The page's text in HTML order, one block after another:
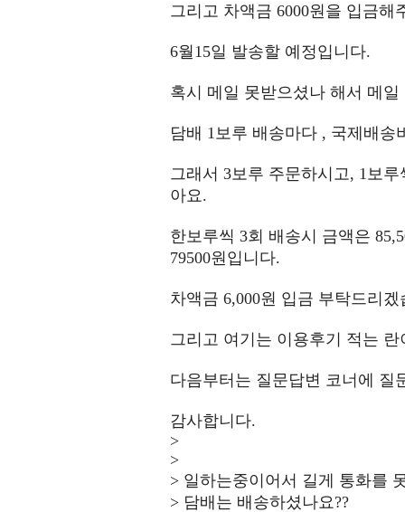
그리고 차액금 6000원을 입금해
6월15일 발송할 예정입니다.
혹시 메일 못받으셨나 해서 메
담배 1보루 배송마다 , 국제배송
그래서 3보루 주문하시고, 1보
아요.
한보루씩 3회 배송시 금액은
79500원입니다.
차액금 6,000원 입금 부탁드리겠
그리고 여기는 이용후기 적는 란
다음부터는 질문답변 코너에 질
감사합니다.
>
>
> 일하는중이어서 길게 통화를
> 담배는 배송하셨나요??